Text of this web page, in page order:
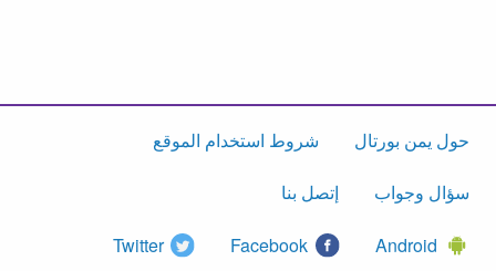
حول يمن بورتال شروط استخدام الموقع
سؤال وجواب إتصل بنا
Android
Facebook
Twitter